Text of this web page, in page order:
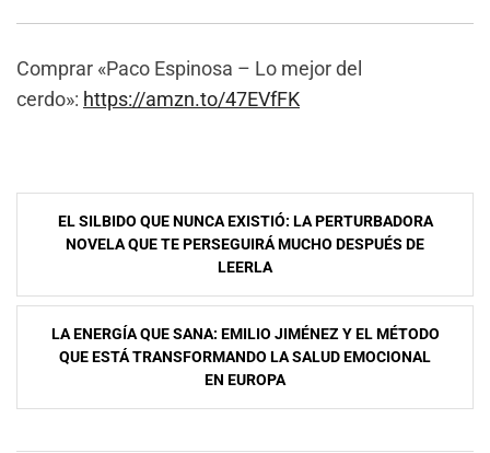
Comprar «Paco Espinosa – Lo mejor del
cerdo»: https://amzn.to/47EVfFK
Navegación
entradas
EL SILBIDO QUE NUNCA EXISTIÓ: LA PERTURBADORA
NOVELA QUE TE PERSEGUIRÁ MUCHO DESPUÉS DE
LEERLA
LA ENERGÍA QUE SANA: EMILIO JIMÉNEZ Y EL MÉTODO
QUE ESTÁ TRANSFORMANDO LA SALUD EMOCIONAL
EN EUROPA